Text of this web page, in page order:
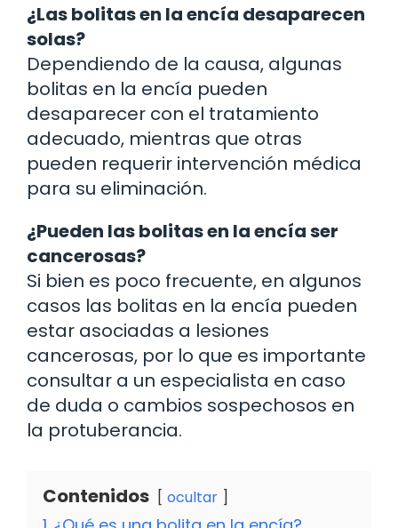
¿Las bolitas en la encía desaparecen
solas?
Dependiendo de la causa, algunas
bolitas en la encía pueden
desaparecer con el tratamiento
adecuado, mientras que otras
pueden requerir intervención médica
para su eliminación.
¿Pueden las bolitas en la encía ser
cancerosas?
Si bien es poco frecuente, en algunos
casos las bolitas en la encía pueden
estar asociadas a lesiones
cancerosas, por lo que es importante
consultar a un especialista en caso
de duda o cambios sospechosos en
la protuberancia.
Contenidos ocultar